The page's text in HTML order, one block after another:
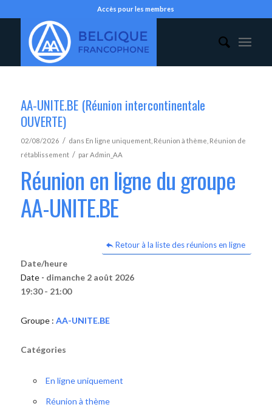
Accès pour les membres
AA-UNITE.BE (Réunion intercontinentale
OUVERTE)
02/08/2026 / dans En ligne uniquement, Réunion à thème Réunion de
rétablissement / parAdmin_AA
Réunion en ligne du groupe
AA-UNITE.BE
Retour à la liste des réunions en ligne
Date/heure
Date - dimanche 2 août 2026
19:30 - 21:00
Groupe : AA-UNITE.BE
Catégories
En ligne uniquement
Réunion à thème